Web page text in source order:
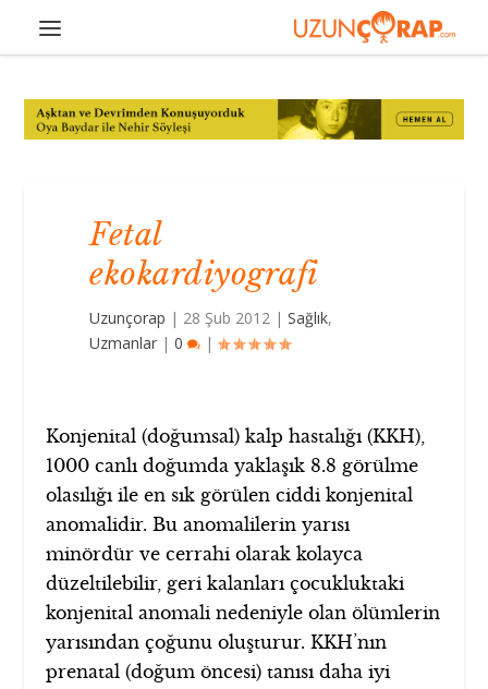
Fetal
ekokardiyografi
Uzunçorap | 28 Şub 2012 |Sağlık,
Uzmanlar |0 |
Konjenital (doğumsal) kalp hastalığı (KKH),
1000 canlı doğumda yaklaşık 8.8 görülme
olasılığı ile en sık görülen ciddi konjenital
anomalidir. Bu anomalilerin yarısı
minördür ve cerrahi olarak kolayca
düzeltilebilir, geri kalanları çocukluktaki
konjenital anomali nedeniyle olan ölümlerin
yarısından çoğunu oluşturur. KKH’nın
prenatal (doğum öncesi) tanısı daha iyi